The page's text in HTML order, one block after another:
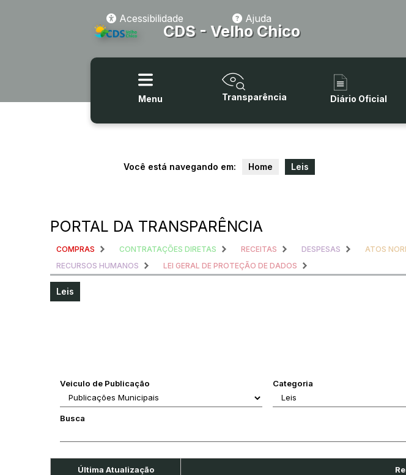
Acessibilidade
Ajuda
CDS - Velho Chico
Menu Transparência Diário Oficial
Você está navegando em: Home Leis
PORTAL DA TRANSPARÊNCIA
COMPRAS CONTRATAÇÕES DIRETAS RECEITAS DESPESAS ATOS
RECURSOS HUMANOS
LEI GERAL DE PROTEÇÃO DE DADOS
Leis
Veiculo de Publicação Categoria
Busca
Última Atualização